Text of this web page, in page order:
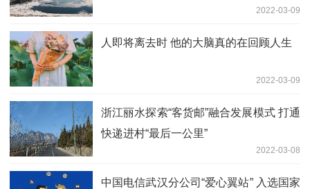
2022-03-09
人即将离去时 他的大脑真的在回顾人生
2022-03-09
浙江丽水探索“客货邮”融合发展模式 打通
快递进村“最后一公里”
2022-03-08
中国电信武汉分公司“爱心翼站” 入选国家